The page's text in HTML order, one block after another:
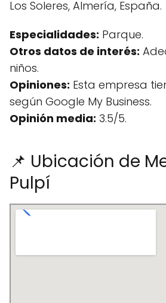
Los Soleres, Almería, España.
Especialidades: Parque.
Otros datos de interés:
niños.
Opiniones: Esta empresa
según Google My Business.
Opinión media: 3.5/5.
📌 Ubicación de
Pulpí